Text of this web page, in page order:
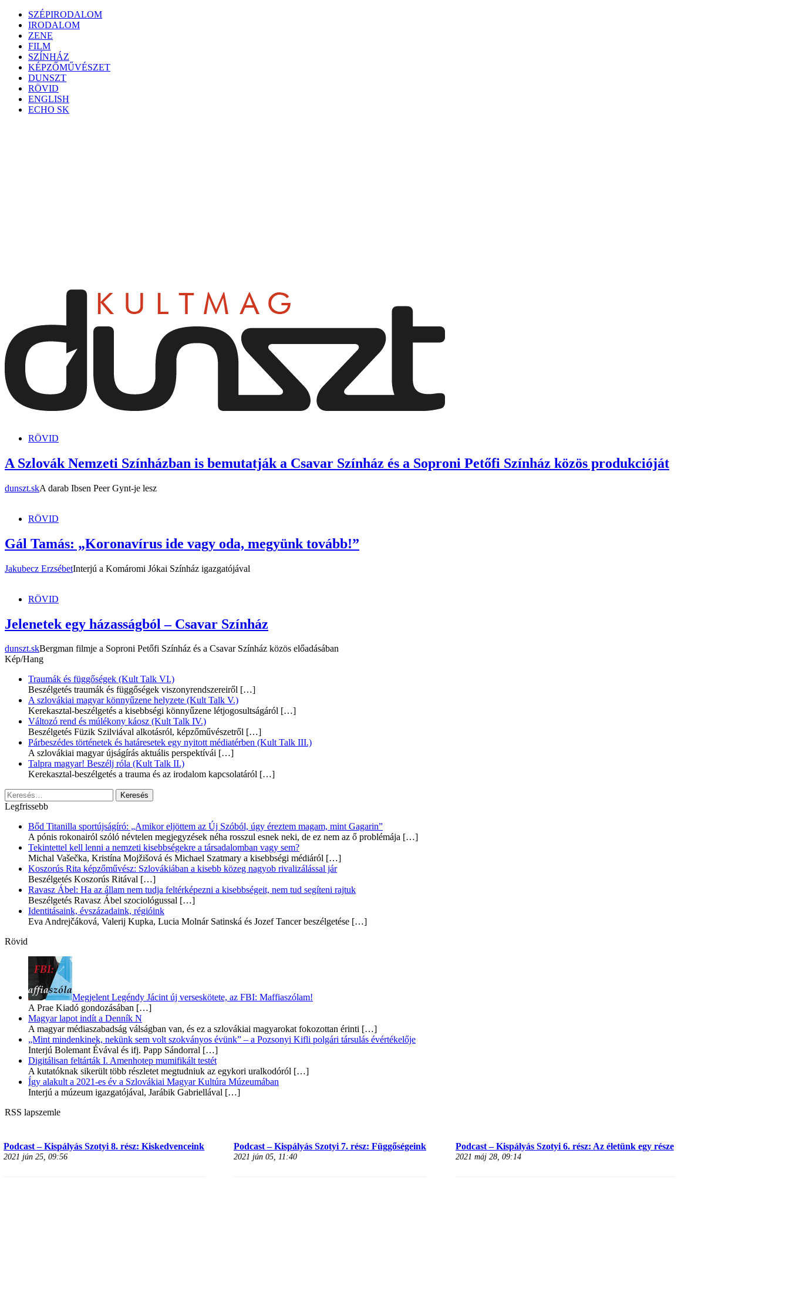
Skip
content
SZÉPIRODALOM
IRODALOM
ZENE
FILM
SZÍNHÁZ
KÉPZŐMŰVÉSZET
DUNSZT
RÖVID
ENGLISH
ECHO SK
RÖVID
A Szlovák Nemzeti Színházban is bemutatják a Csavar Színház és a Soproni Petőfi Színház közös produkcióját
dunszt.skA darab Ibsen Peer Gynt-je lesz
RÖVID
Gál Tamás: „Koronavírus ide vagy oda, megyünk tovább!”
Jakubecz ErzsébetInterjú a Komáromi Jókai Színház igazgatójával
RÖVID
Jelenetek egy házasságból – Csavar Színház
dunszt.skBergman filmje a Soproni Petőfi Színház és a Csavar Színház közös előadásában
Kép/Hang
Traumák és függőségek (Kult Talk VI.)
Beszélgetés traumák és függőségek viszonyrendszereiről […]
A szlovákiai magyar könnyűzene helyzete (Kult Talk V.)
Kerekasztal-beszélgetés a kisebbségi könnyűzene létjogosultságáról […]
Változó rend és múlékony káosz (Kult Talk IV.)
Beszélgetés Füzik Szilviával alkotásról, képzőművészetről […]
Párbeszédes történetek és határesetek egy nyitott médiatérben (Kult Talk III.)
A szlovákiai magyar újságírás aktuális perspektívái […]
Talpra magyar! Beszélj róla (Kult Talk II.)
Kerekasztal-beszélgetés a trauma és az irodalom kapcsolatáról […]
Keresés:
Legfrissebb
Bőd Titanilla sportújságíró: „Amikor eljöttem az Új Szóból, úgy éreztem magam, mint Gagarin”
A pónis rokonairól szóló névtelen megjegyzések néha rosszul esnek neki, de ez nem az ő problémája […]
Tekintettel kell lenni a nemzeti kisebbségekre a társadalomban vagy sem?
Michal Vašečka, Kristína Mojžišová és Michael Szatmary a kisebbségi médiáról […]
Koszorús Rita képzőművész: Szlovákiában a kisebb közeg nagyob rivalizálással jár
Beszélgetés Koszorús Ritával […]
Ravasz Ábel: Ha az állam nem tudja feltérképezni a kisebbségeit, nem tud segíteni rajtuk
Beszélgetés Ravasz Ábel szociológussal […]
Identitásaink, évszázadaink, régióink
Eva Andrejčáková, Valerij Kupka, Lucia Molnár Satinská és Jozef Tancer beszélgetése […]
Rövid
Megjelent Legéndy Jácint új verseskötete, az FBI: Maffiaszólam!
A Prae Kiadó gondozásában […]
Magyar lapot indít a Denník N
A magyar médiaszabadság válságban van, és ez a szlovákiai magyarokat fokozottan érinti […]
„Mint mindenkinek, nekünk sem volt szokványos évünk” – a Pozsonyi Kifli polgári társulás évértékelője
Interjú Bolemant Évával és ifj. Papp Sándorral […]
Digitálisan feltárták I. Amenhotep mumifikált testét
A kutatóknak sikerült több részletet megtudniuk az egykori uralkodóról […]
Így alakult a 2021-es év a Szlovákiai Magyar Kultúra Múzeumában
Interjú a múzeum igazgatójával, Jarábik Gabriellával […]
RSS lapszemle
Podcast – Kispályás Szotyi 8. rész: Kiskedvenceink
2021 jún 25, 09:56
Podcast – Kispályás Szotyi 7. rész: Függőségeink
2021 jún 05, 11:40
Podcast – Kispályás Szotyi 6. rész: Az életünk egy része
2021 máj 28, 09:14